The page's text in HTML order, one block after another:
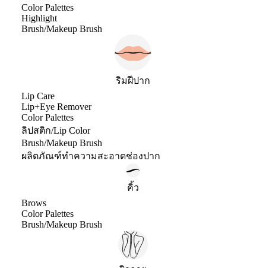
Color Palettes
Highlight
Brush/Makeup Brush
ริมฝีปาก
Lip Care
Lip+Eye Remover
Color Palettes
ลิปสติก/Lip Color
Brush/Makeup Brush
ผลิตภัณฑ์ทำความสะอาดช่องปาก
คิ้ว
Brows
Color Palettes
Brush/Makeup Brush